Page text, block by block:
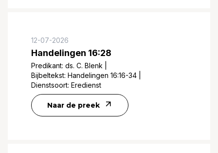
12-07-2026
Handelingen 16:28
Predikant: ds. C. Blenk
Bijbeltekst: Handelingen 16:16-34
Dienstsoort: Eredienst
Naar de preek